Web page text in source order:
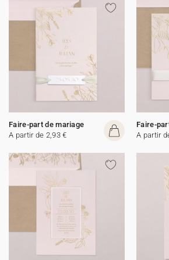
Faire-part de mariage
A partir de 2,93 €
Faire-
A partir